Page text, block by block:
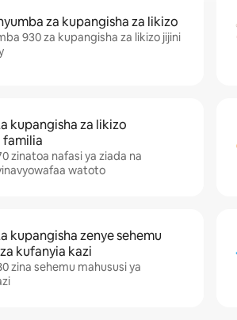
za kupangisha za likizo
930 za kupangisha za likizo jijini
kupangisha za likizo
familia
zinatoa nafasi ya ziada na
watoto
kupangisha zenye sehemu
kufanyia kazi
zina sehemu mahususi ya